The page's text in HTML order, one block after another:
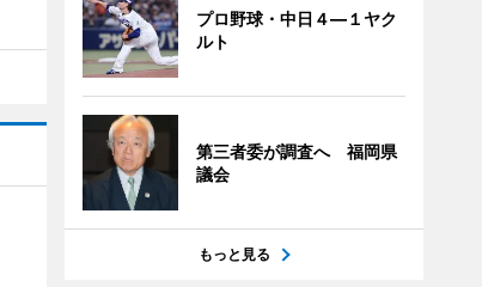
プロ野球・中日４―１ヤク
ルト
第三者委が調査へ 福岡県
議会
もっと見る